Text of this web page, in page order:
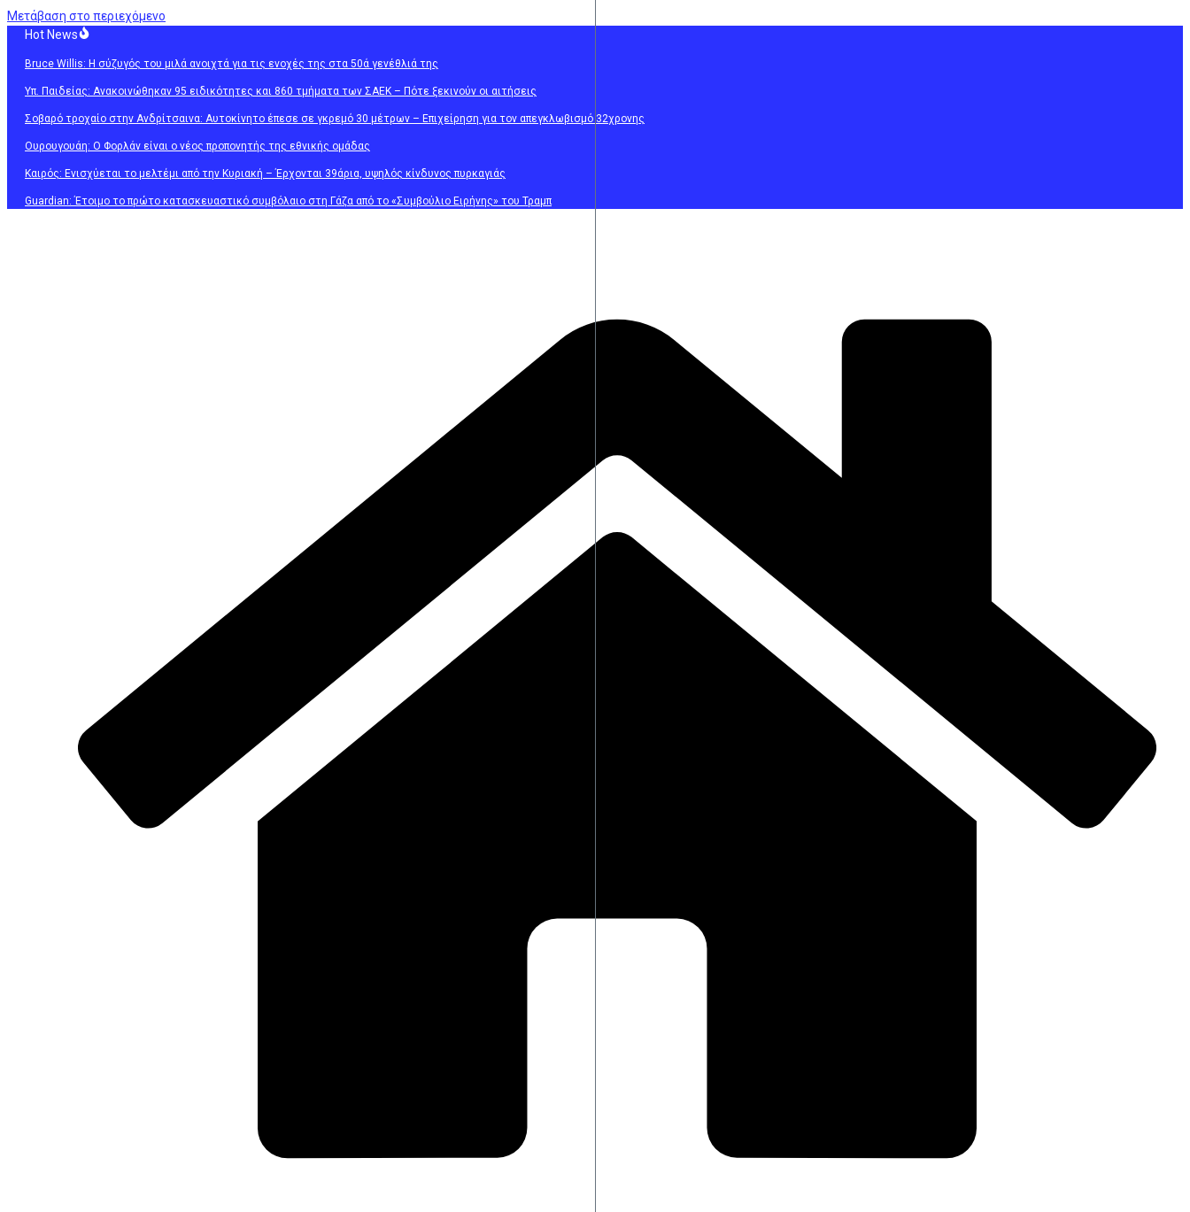
Μετάβαση στο περιεχόμενο
Hot News
Bruce Willis: Η σύζυγός του μιλά ανοιχτά για τις ενοχές της στα 50ά γενέθλιά της
Υπ. Παιδείας: Ανακοινώθηκαν 95 ειδικότητες και 860 τμήματα των ΣΑΕΚ – Πότε ξεκινούν οι αιτήσεις
Σοβαρό τροχαίο στην Ανδρίτσαινα: Αυτοκίνητο έπεσε σε γκρεμό 30 μέτρων – Επιχείρηση για τον απεγκλωβισμό 32χρονης
Ουρουγουάη: Ο Φορλάν είναι ο νέος προπονητής της εθνικής ομάδας
Καιρός: Ενισχύεται το μελτέμι από την Κυριακή – Έρχονται 39άρια, υψηλός κίνδυνος πυρκαγιάς
Guardian: Έτοιμο το πρώτο κατασκευαστικό συμβόλαιο στη Γάζα από το «Συμβούλιο Ειρήνης» του Τραμπ